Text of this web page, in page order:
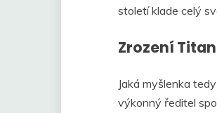
století klade celý
Zrození
Jaká myšlenka
výkonný ředitel